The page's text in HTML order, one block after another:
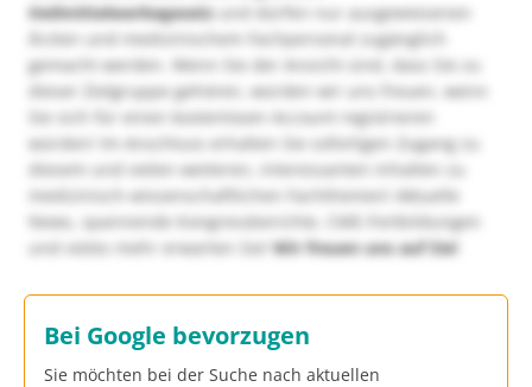
Heilmittelwerbegesetzund dürfen nur ausgewiesenen
Ärzten und medizinischem Fachpersonal zugänglich
gemacht werden. Wenn Sie der Ansicht sind, dass Sie zu
dieser Zielgruppe gehören, würden wir uns freuen, wenn
Sie sich für einen kostenlosen Account registrieren
würden! Im Anschluss erhalten Sie sofortigen Zugang zu
diesem und vielen weiteren, interessanten Inhalten zu
medizinisch-wissenschaftlichen Fachthemen! Aktuelle
News, spannende Kongressberichte, CME-Fortbildungen
und vieles mehr erwarten Sie!Wir freuen uns auf Sie!
Bei Google bevorzugen
Sie möchten bei der Suche nach aktuellen